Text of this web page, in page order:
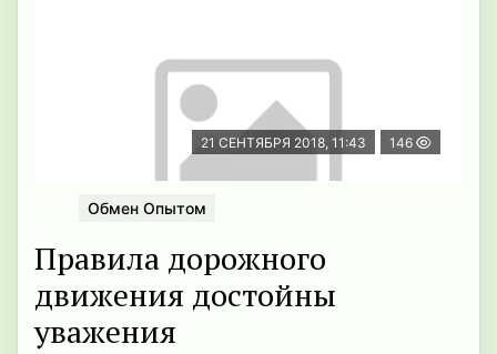
21 СЕНТЯБРЯ 2018, 11:43 146
Обмен Опытом
Правила дорожного
движения достойны
уважения